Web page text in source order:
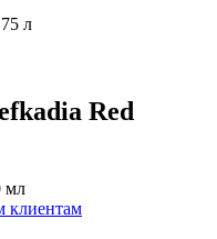
л
Red
мл
клиентам